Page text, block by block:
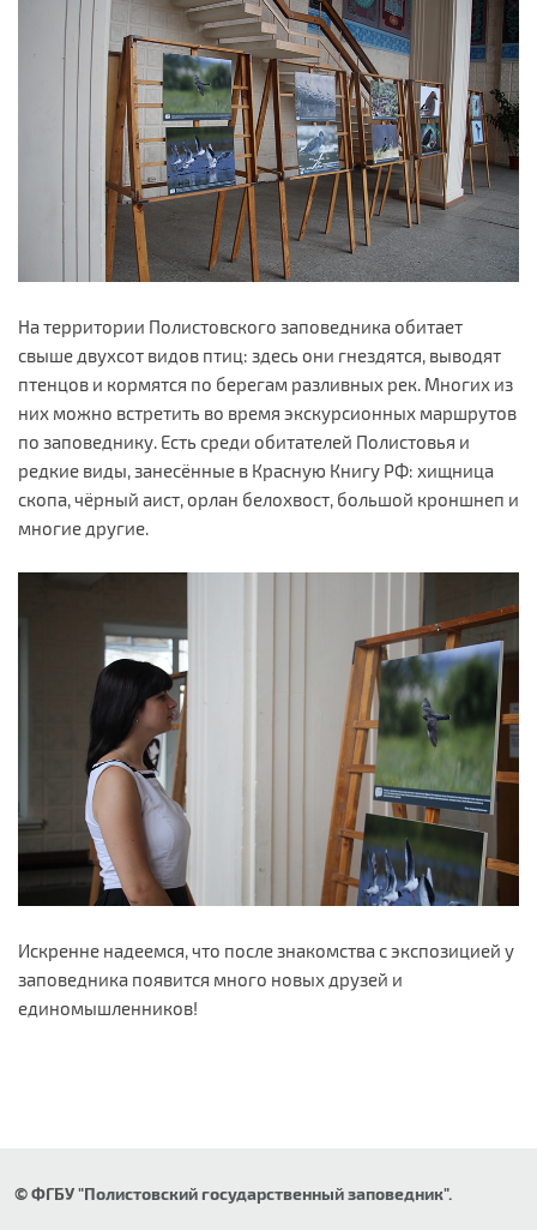
На территории Полистовского заповедника обитает
свыше двухсот видов птиц: здесь они гнездятся, выводят
птенцов и кормятся по берегам разливных рек. Многих из
них можно встретить во время экскурсионных маршрутов
по заповеднику. Есть среди обитателей Полистовья и
редкие виды, занесённые в Красную Книгу РФ: хищница
скопа, чёрный аист, орлан белохвост, большой кроншнеп и
многие другие.
Искренне надеемся, что после знакомства с экспозицией у
заповедника появится много новых друзей и
единомышленников!
© ФГБУ "Полистовский государственный заповедник".